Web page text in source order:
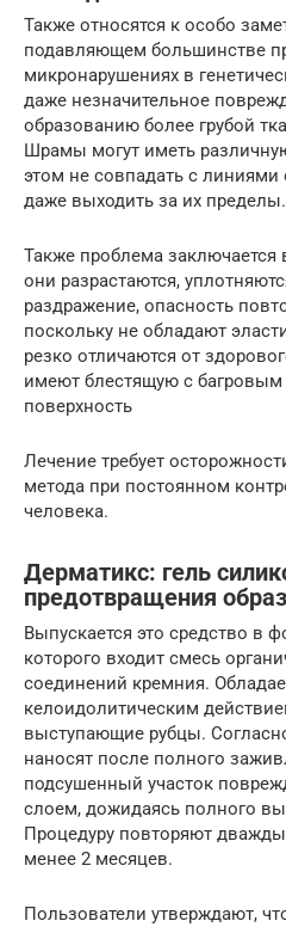
Также относятся к особо
подавляющем большинстве
микронарушениях в
даже незначительное
образованию более грубой
Шрамы могут иметь
этом не совпадать с линиями
даже выходить за их пределы.
Также проблема заключается
они разрастаются,
раздражение, опасность
поскольку не обладают
резко отличаются от
имеют блестящую с
поверхность
Лечение требует
метода при постоянном
человека.
Дерматикс: гель
предотвращения
Выпускается это средство в
которого входит смесь
соединений кремния.
келоидолитическим
выступающие рубцы.
наносят после полного
подсушенный участок
слоем, дожидаясь полного
Процедуру повторяют дважды
менее 2 месяцев.
Пользователи утверждают,